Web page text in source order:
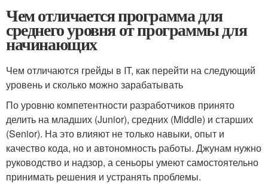
Чем отличается программа для
среднего уровня от программы для
начинающих
Чем отличаются грейды в IT, как перейти на следующий
уровень и сколько можно зарабатывать
По уровню компетентности разработчиков принято
делить на младших (Junior), средних (Middle) и старших
(Senior). На это влияют не только навыки, опыт и
качество кода, но и автономность работы. Джунам нужно
руководство и надзор, а сеньоры умеют самостоятельно
принимать решения и устранять проблемы.